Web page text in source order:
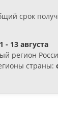
срок
- 13 августа
регион
страны: